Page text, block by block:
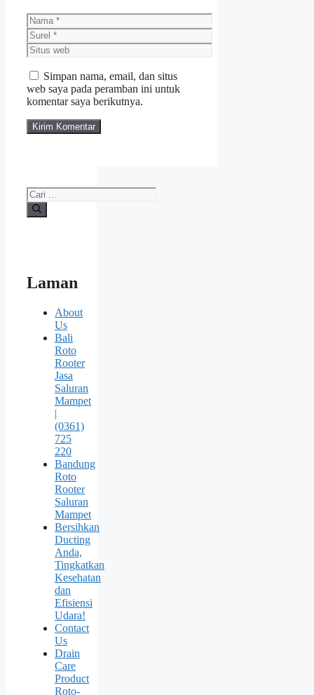
Nama
Surel
Situs
web
Simpan nama, email, dan situs
web saya pada peramban ini untuk
komentar saya berikutnya.
Cari
untuk:
Laman
About
Us
Bali
Roto
Rooter
Jasa
Saluran
Mampet
|
(0361)
725
220
Bandung
Roto
Rooter
Saluran
Mampet
Bersihkan
Ducting
Anda,
Tingkatkan
Kesehatan
dan
Efisiensi
Udara!
Contact
Us
Drain
Care
Product
Roto-